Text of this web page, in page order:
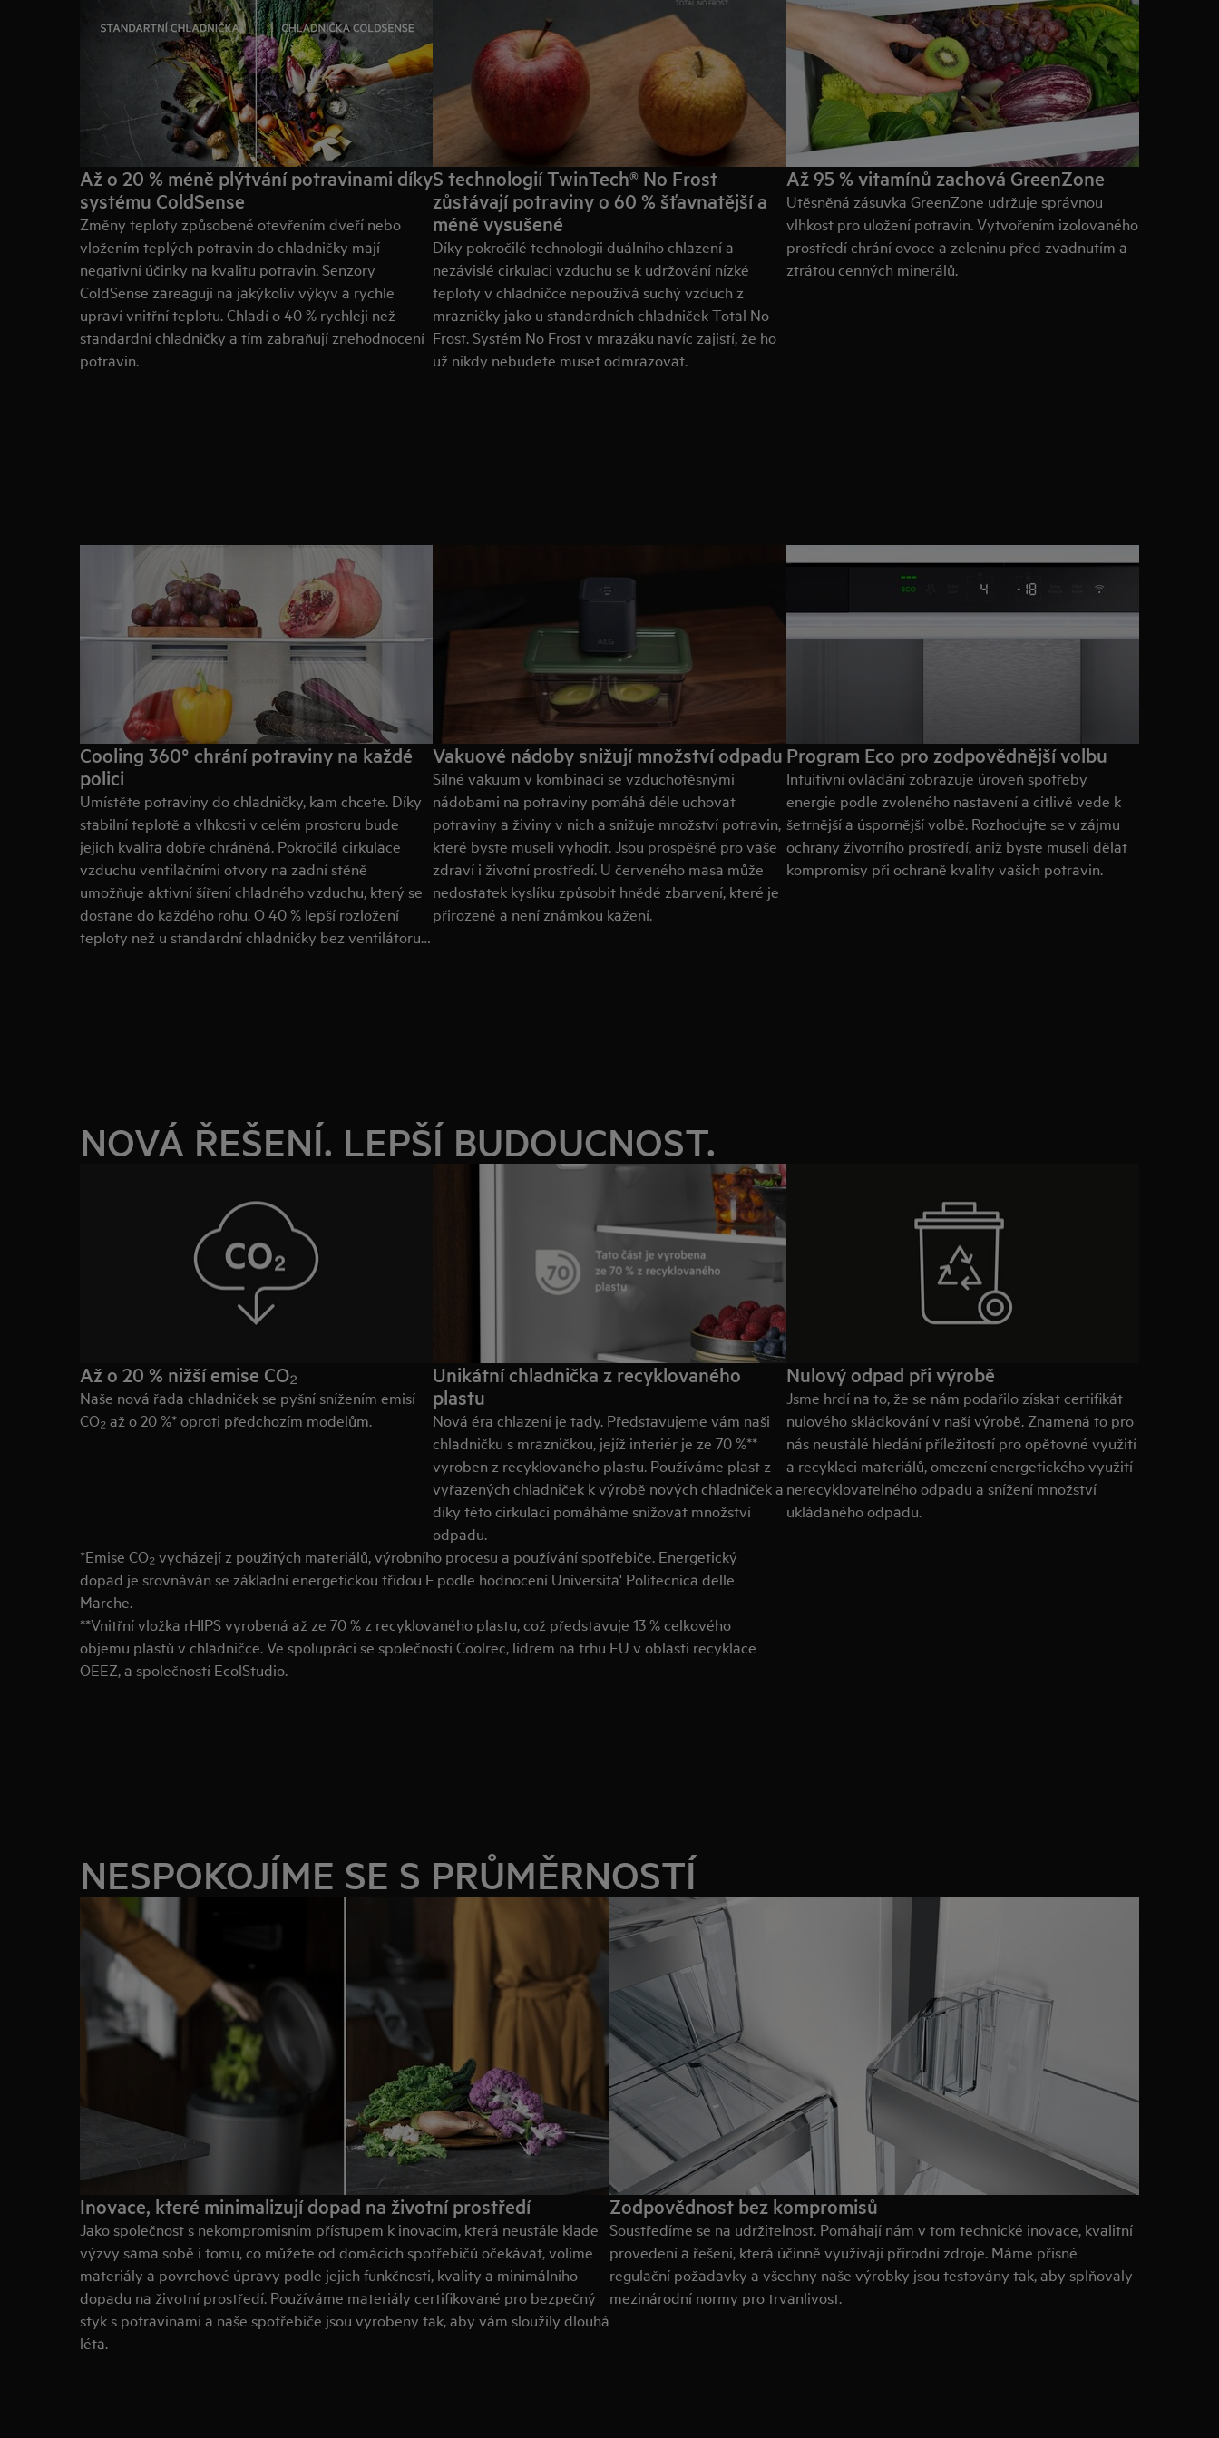
Až o 20 % méně plýtvání potravinami díky
systému ColdSense
Změny teploty způsobené otevřením dveří nebo
vložením teplých potravin do chladničky mají
negativní účinky na kvalitu potravin. Senzory
ColdSense zareagují na jakýkoliv výkyv a rychle
upraví vnitřní teplotu. Chladí o 40 % rychleji než
standardní chladničky a tím zabraňují znehodnocení
potravin.
S technologií TwinTech® No Frost
zůstávají potraviny o 60 % šťavnatější a
méně vysušené
Díky pokročilé technologii duálního chlazení a
nezávislé cirkulaci vzduchu se k udržování nízké
teploty v chladničce nepoužívá suchý vzduch z
mrazničky jako u standardních chladniček Total No
Frost. Systém No Frost v mrazáku navíc zajistí, že ho
už nikdy nebudete muset odmrazovat.
Až 95 % vitamínů zachová GreenZone
Utěsněná zásuvka GreenZone udržuje správnou
vlhkost pro uložení potravin. Vytvořením izolovaného
prostředí chrání ovoce a zeleninu před zvadnutím a
ztrátou cenných minerálů.
Cooling 360° chrání potraviny na každé
polici
Umístěte potraviny do chladničky, kam chcete. Díky
stabilní teplotě a vlhkosti v celém prostoru bude
jejich kvalita dobře chráněná. Pokročilá cirkulace
vzduchu ventilačními otvory na zadní stěně
umožňuje aktivní šíření chladného vzduchu, který se
dostane do každého rohu. O 40 % lepší rozložení
teploty než u standardní chladničky bez ventilátoru
Vakuové nádoby snižují množství odpadu
Silné vakuum v kombinaci se vzduchotěsnými
nádobami na potraviny pomáhá déle uchovat
potraviny a živiny v nich a snižuje množství potravin,
které byste museli vyhodit. Jsou prospěšné pro vaše
zdraví i životní prostředí. U červeného masa může
nedostatek kyslíku způsobit hnědé zbarvení, které je
přirozené a není známkou kažení.
Program Eco pro zodpovědnější volbu
Intuitivní ovládání zobrazuje úroveň spotřeby
energie podle zvoleného nastavení a citlivě vede k
šetrnější a úspornější volbě. Rozhodujte se v zájmu
ochrany životního prostředí, aniž byste museli dělat
kompromisy při ochraně kvality vašich potravin.
NOVÁ ŘEŠENÍ. LEPŠÍ BUDOUCNOST.
Až o 20 % nižší emise CO₂
Naše nová řada chladniček se pyšní snížením emisí
CO₂ až o 20 %* oproti předchozím modelům.
Unikátní chladnička z recyklovaného
plastu
Nová éra chlazení je tady. Představujeme vám naši
chladničku s mrazničkou, jejíž interiér je ze 70 %**
vyroben z recyklovaného plastu. Používáme plast z
vyřazených chladniček k výrobě nových chladniček a
díky této cirkulaci pomáháme snižovat množství
odpadu.
Nulový odpad při výrobě
Jsme hrdí na to, že se nám podařilo získat certifikát
nulového skládkování v naší výrobě. Znamená to pro
nás neustálé hledání příležitostí pro opětovné využití
a recyklaci materiálů, omezení energetického využití
nerecyklovatelného odpadu a snížení množství
ukládaného odpadu.
*Emise CO₂ vycházejí z použitých materiálů, výrobního procesu a používání spotřebiče. Energetický
dopad je srovnáván se základní energetickou třídou F podle hodnocení Universita' Politecnica delle
Marche.
**Vnitřní vložka rHIPS vyrobená až ze 70 % z recyklovaného plastu, což představuje 13 % celkového
objemu plastů v chladničce. Ve spolupráci se společností Coolrec, lídrem na trhu EU v oblasti recyklace
OEEZ, a společností EcolStudio.
NESPOKOJÍME SE S PRŮMĚRNOSTÍ
Inovace, které minimalizují dopad na životní prostředí
Jako společnost s nekompromisním přístupem k inovacím, která neustále klade
výzvy sama sobě i tomu, co můžete od domácích spotřebičů očekávat, volíme
materiály a povrchové úpravy podle jejich funkčnosti, kvality a minimálního
dopadu na životní prostředí. Používáme materiály certifikované pro bezpečný
styk s potravinami a naše spotřebiče jsou vyrobeny tak, aby vám sloužily dlouhá
léta.
Zodpovědnost bez kompromisů
Soustředíme se na udržitelnost. Pomáhají nám v tom technické inovace, kvalitní
provedení a řešení, která účinně využívají přírodní zdroje. Máme přísné
regulační požadavky a všechny naše výrobky jsou testovány tak, aby splňovaly
mezinárodní normy pro trvanlivost.